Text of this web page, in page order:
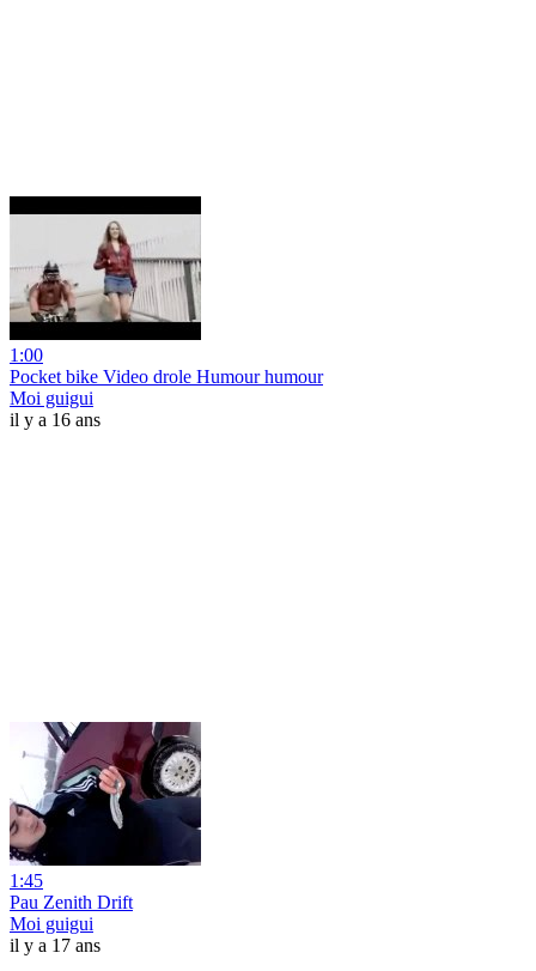
1:00
Pocket bike Video drole Humour humour
Moi guigui
il y a 16 ans
1:45
Pau Zenith Drift
Moi guigui
il y a 17 ans